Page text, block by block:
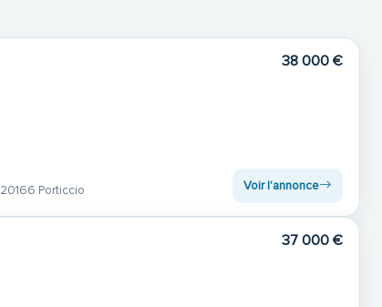
38 000 €
20166 Porticcio Voir l'annonce
37 000 €